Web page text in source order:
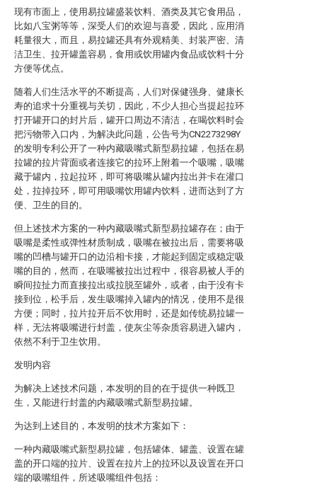
现有市面上，使用易拉罐盛装饮料、酒类及其它食用品，
比如八宝粥等等，深受人们的欢迎与喜爱，因此，应用消
耗量很大，而且，易拉罐还具有外观精美、封装严密、清
洁卫生、拉开罐盖容易，食用或饮用罐内食品或饮料十分
方便等优点。
随着人们生活水平的不断提高，人们对保健强身、健康长
寿的追求十分重视与关切，因此，不少人担心当提起拉环
打开罐开口的封片后，罐开口周边不清洁，在喝饮料时会
把污物带入口内，为解决此问题，公告号为CN2273298Y
的发明专利公开了一种内藏吸嘴式新型易拉罐，包括在易
拉罐的拉片背面或者连接它的拉环上附着一个吸嘴，吸嘴
藏于罐内，拉起拉环，即可将吸嘴从罐内拉出并卡在灌口
处，拉掉拉环，即可用吸嘴饮用罐内饮料，进而达到了方
便、卫生的目的。
但上述技术方案的一种内藏吸嘴式新型易拉罐存在；由于
吸嘴是柔性或弹性材质制成，吸嘴在被拉出后，需要将吸
嘴的凹槽与罐开口的边沿相卡接，才能起到固定或稳定吸
嘴的目的，然而，在吸嘴被拉出过程中，很容易被人手的
瞬间拉扯力而直接拉出或拉脱至罐外，或者，由于没有卡
接到位，松手后，发生吸嘴掉入罐内的情况，使用不是很
方便；同时，拉片拉开后不饮用时，还是如传统易拉罐一
样，无法将吸嘴进行封盖，使灰尘等杂质容易进入罐内，
依然不利于卫生饮用。
发明内容
为解决上述技术问题，本发明的目的在于提供一种既卫
生，又能进行封盖的内藏吸嘴式新型易拉罐。
为达到上述目的，本发明的技术方案如下：
一种内藏吸嘴式新型易拉罐，包括罐体、罐盖、设置在罐
盖的开口端的拉片、设置在拉片上的拉环以及设置在开口
端的吸嘴组件，所述吸嘴组件包括：